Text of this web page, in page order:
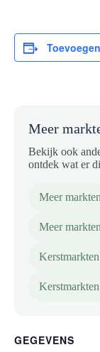
Meer
Bekijk ook
ontdek wat er
Meer
Meer
GEGEVENS